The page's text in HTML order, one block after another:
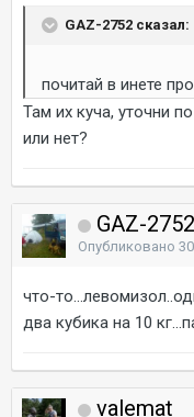
GAZ-2752 сказал:
почитай в инете
Там их куча, уточни
или нет?
GAZ-2752
Опубликовано
что-
два кубика на 10
valemat